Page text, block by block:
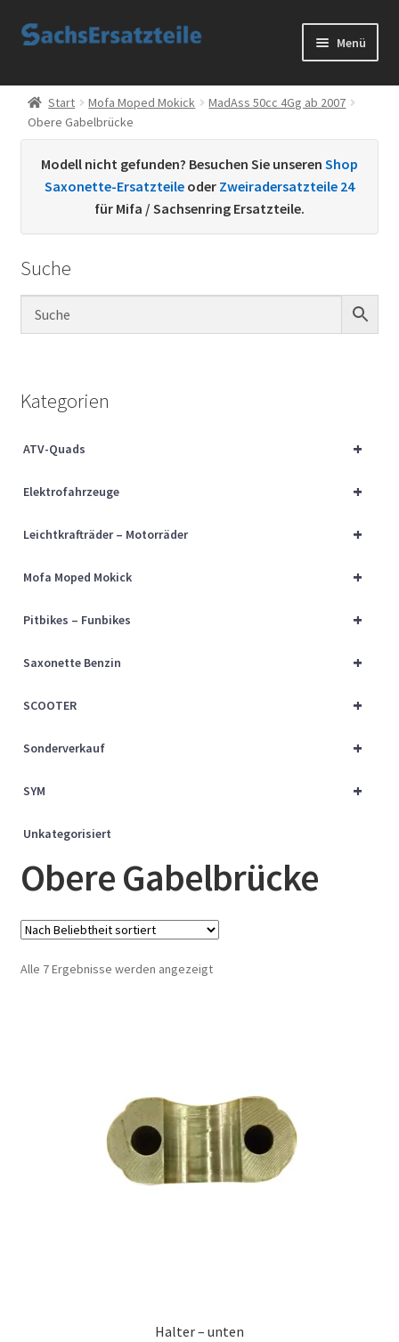
Zur
Zum
Menü
Start
AGB
Datenschutzerklärung
Kontakt
Sachs Ersatzteile
Über uns
Start Mofa Moped Mokick
MadAss 50cc 4Gg ab 2007
Obere Gabelbrücke
Modell nicht gefunden? Besuchen Sie unseren Shop
Saxonette-Ersatzteile oder Zweiradersatzteile 24
für Mifa / Sachsenring Ersatzteile.
Suche
Kategorien
+
ATV-Quads
+
Elektrofahrzeuge
+
Leichtkrafträder – Motorräder
+
Mofa Moped Mokick
+
Pitbikes – Funbikes
+
Saxonette Benzin
+
SCOOTER
+
Sonderverkauf
+
SYM
Unkategorisiert
Obere Gabelbrücke
Alle 7 Ergebnisse werden angezeigtNach
Halter – unten